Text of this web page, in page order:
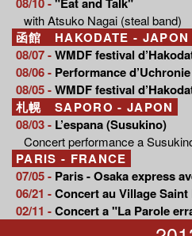
with Atsuko Nagai (steal band)
函館 HAKODATE - JAPON
08/07 -WMDF festival
08/06 - Performance
08/05 -WMDF festival
札幌 SAPORO - JAPON
08/03 - L’espana (Susukino)
Concert performance a
PARIS - FRANCE
07/05 - Paris - Osaka express
06/21 -Concert au Village Saint
02/11 -Concert a "La Parole